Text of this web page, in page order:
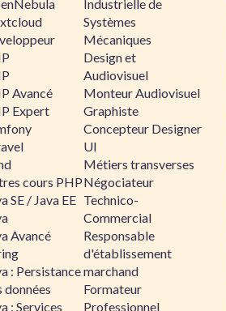
Avancé
Expert
cours PHP
SE / Java EE
Avancé
: Persistance
données
: Services
Industrielle de
Systèmes
Mécaniques
Design et
Audiovisuel
Monteur Audiovisuel
Graphiste
Concepteur Designer
UI
Métiers transverses
Négociateur
Technico-
Commercial
Responsable
d'établissement
marchand
Formateur
Professionnel